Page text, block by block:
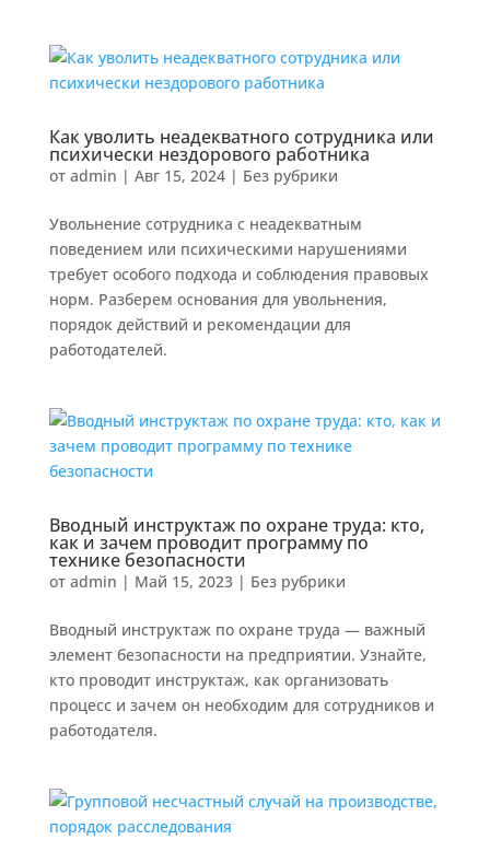
Как уволить неадекватного сотрудника или
психически нездорового работника
от admin | Авг 15, 2024| Без рубрики
Увольнение сотрудника с неадекватным
поведением или психическими нарушениями
требует особого подхода и соблюдения правовых
норм. Разберем основания для увольнения,
порядок действий и рекомендации для
работодателей.
Вводный инструктаж по охране труда: кто,
как и зачем проводит программу по
технике безопасности
от admin | Май 15, 2023| Без рубрики
Вводный инструктаж по охране труда — важный
элемент безопасности на предприятии. Узнайте,
кто проводит инструктаж, как организовать
процесс и зачем он необходим для сотрудников и
работодателя.